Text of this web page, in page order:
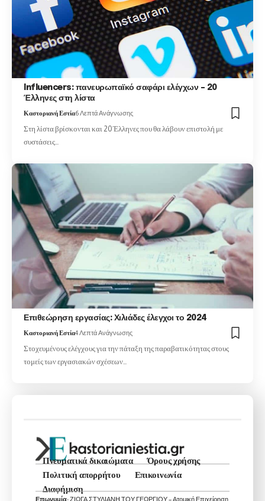
Influencers: πανευρωπαϊκό σαφάρι ελέγχων – 20
Έλληνες στη λίστα
Καστοριανή Εστία6 Λεπτά Ανάγνωσης
Στη λίστα βρίσκονται και 20 Έλληνες που θα λάβουν επιστολή με
συστάσεις…
Επιθεώρηση εργασίας: Χιλιάδες έλεγχοι το 2024
Καστοριανή Εστία4 Λεπτά Ανάγνωσης
Στοχευμένους ελέγχους για την πάταξη της παραβατικότητας στους
τομείς των εργασιακών σχέσεων…
Πνευματικά δικαιώματα
Όρους χρήσης
Πολιτική απορρήτου
Επικοινωνία
Διαφήμιση
Επωνυμία:ΖΙΩΓΑ ΣΤΥΛΙΑΝΗ ΤΟΥ ΓΕΩΡΓΙΟΥ – Ατομική Επιχείρηση